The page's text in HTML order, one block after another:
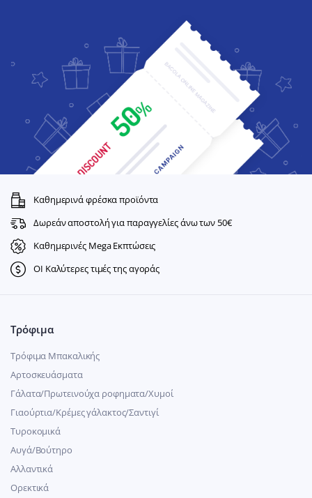
Καθημερινά φρέσκα προϊόντα
Δωρεάν αποστολή για παραγγελίες άνω των 50€
Καθημερινές Mega Εκπτώσεις
ΟΙ Καλύτερες τιμές της αγοράς
Τρόφιμα
Τρόφιμα Μπακαλικής
Αρτοσκευάσματα
Γάλατα/Πρωτεινούχα ροφηματα/Χυμοί
Γιαούρτια/Κρέμες γάλακτος/Σαντιγί
Τυροκομικά
Αυγά/Βούτηρο
Αλλαντικά
Ορεκτικά